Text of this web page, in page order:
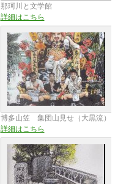
那珂川と文学館
詳細はこちら
博多山笠 集団山見せ（大黒流）
詳細はこちら